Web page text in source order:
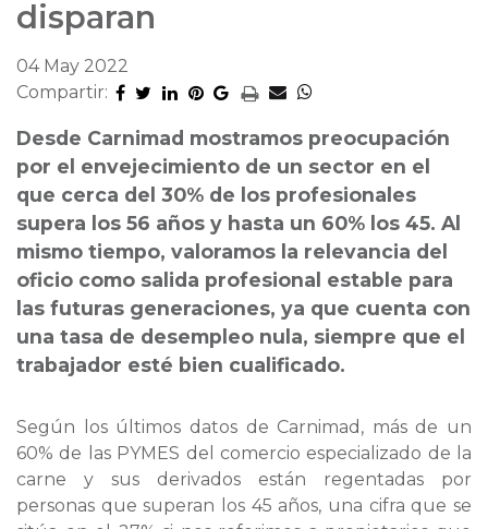
disparan
04 May 2022
Compartir:
Desde Carnimad mostramos preocupación
por el envejecimiento de un sector en el
que cerca del 30% de los profesionales
supera los 56 años y hasta un 60% los 45. Al
mismo tiempo, valoramos la relevancia del
oficio como salida profesional estable para
las futuras generaciones, ya que cuenta con
una tasa de desempleo nula, siempre que el
trabajador esté bien cualificado.
Según los últimos datos de Carnimad, más de un
60% de las PYMES del comercio especializado de la
carne y sus derivados están regentadas por
personas que superan los 45 años, una cifra que se